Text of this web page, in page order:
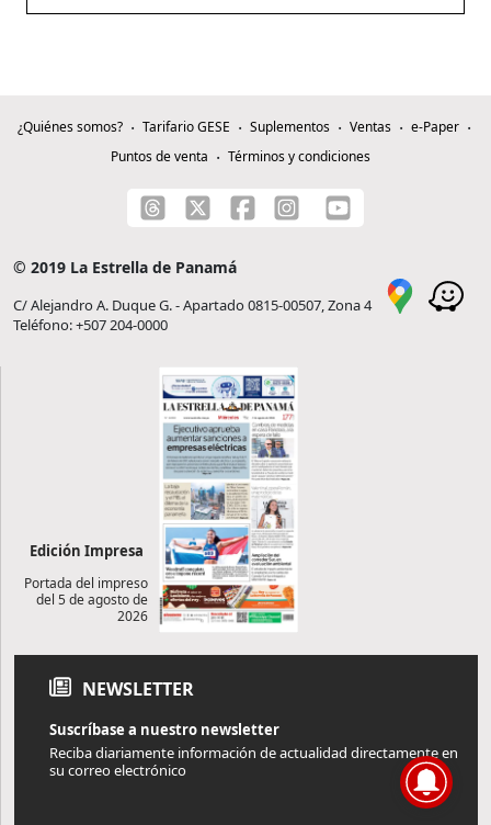
¿Quiénes somos? Tarifario GESE Suplementos Ventas
e-Paper
Puntos de venta
Términos y condiciones
© 2019 La Estrella de Panamá
C/ Alejandro A. Duque G. - Apartado 0815-00507, Zona 4
Teléfono: +507 204-0000
Edición Impresa
Portada del impreso
del 5 de agosto de
2026
NEWSLETTER
Suscríbase a nuestro newsletter
Reciba diariamente información de actualidad directamente en
su correo electrónico